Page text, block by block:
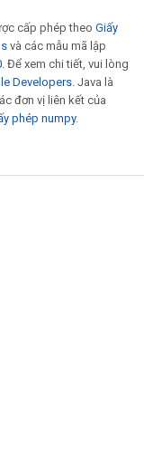
cấp phép theo Giấy
và các mẫu mã lập
. Để xem chi tiết, vui lòng
Developers. Java là
đơn vị liên kết của
phép numpy.